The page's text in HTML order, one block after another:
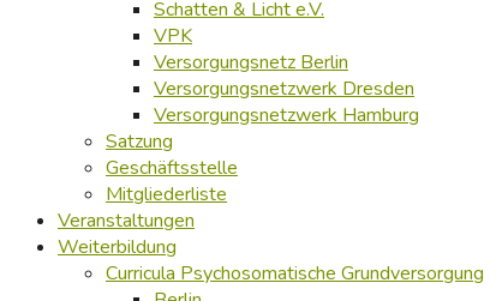
Schatten & Licht e.V.
VPK
Versorgungsnetz Berlin
Versorgungsnetzwerk Dresden
Versorgungsnetzwerk Hamburg
Satzung
Geschäftsstelle
Mitgliederliste
Veranstaltungen
Weiterbildung
Curricula Psychosomatische Grundversorgung